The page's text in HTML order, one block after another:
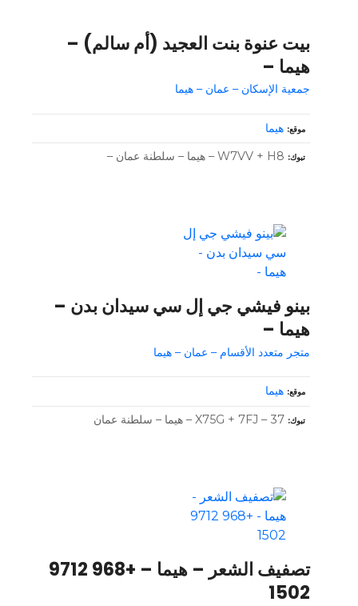
بيت عنوة بنت العجيد (أم سالم) –
هيما –
جمعية الإسكان – عمان – هيما
موقع هيما
تبوك W7VV + H8 – هيما – سلطنة عمان –
بينو فيشي جي إل سي سيدان بدن –
هيما –
متجر متعدد الأقسام – عمان – هيما
موقع هيما
تبوك X75G + 7FJ – 37 – هيما – سلطنة عمان
تصفيف الشعر – هيما – +968 9712
1502